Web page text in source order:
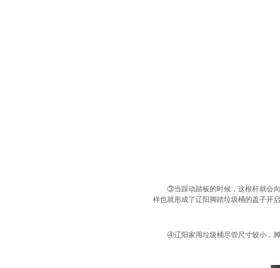
③当踩动踏板的时候，这根杆就会
样也就形成了辽阳脚踏垃圾桶的盖子开
④辽阳家用垃圾桶尽管尺寸较小，